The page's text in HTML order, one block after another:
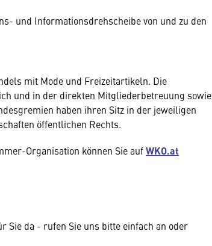
und Informationsdrehscheibe von und zu den
mit Mode und Freizeitartikeln. Die
und in der direkten Mitgliederbetreuung sowie
haben ihren Sitz in der jeweiligen
öffentlichen Rechts.
Organisation können Sie aufWKO.at
Sie da - rufen Sie uns bitte einfach an oder